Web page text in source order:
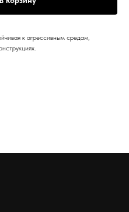
к агрессивным средам,